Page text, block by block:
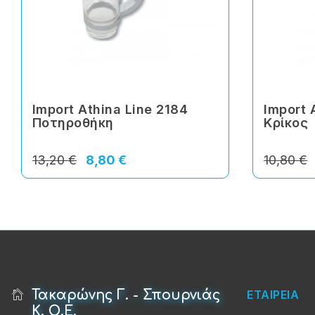
Import Athina Line 2184
Ποτηροθήκη
8,80 €
13,20 €
Import
Κρίκος
10,80 €
Τακαρώνης Γ. - Σπουρνιάς
Κ. Ο.Ε.
ΕΤΑΙΡΕΙΑ